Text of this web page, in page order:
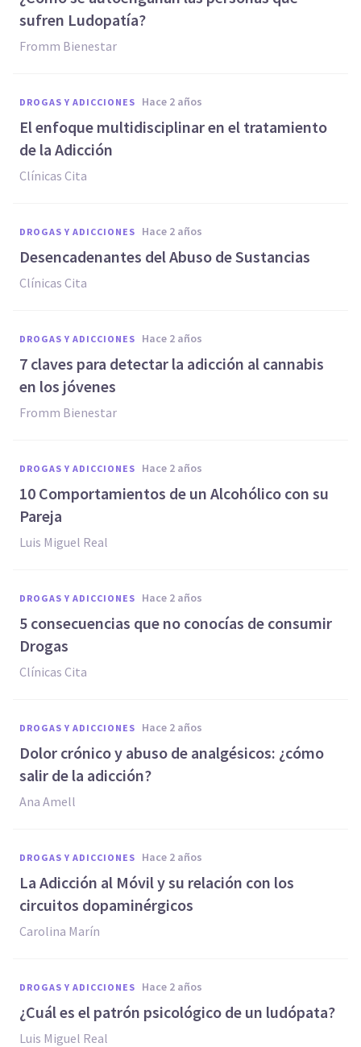
sufren Ludopatía?
Fromm Bienestar
DROGAS Y ADICCIONES hace 2 años
El enfoque multidisciplinar en el tratamiento
de la Adicción
Clínicas Cita
DROGAS Y ADICCIONES hace 2 años
Desencadenantes del Abuso de Sustancias
Clínicas Cita
DROGAS Y ADICCIONES hace 2 años
7 claves para detectar la adicción al cannabis
en los jóvenes
Fromm Bienestar
DROGAS Y ADICCIONES hace 2 años
10 Comportamientos de un Alcohólico con su
Pareja
Luis Miguel Real
DROGAS Y ADICCIONES hace 2 años
5 consecuencias que no conocías de consumir
Drogas
Clínicas Cita
DROGAS Y ADICCIONES hace 2 años
Dolor crónico y abuso de analgésicos: ¿cómo
salir de la adicción?
Ana Amell
DROGAS Y ADICCIONES hace 2 años
La Adicción al Móvil y su relación con los
circuitos dopaminérgicos
Carolina Marín
DROGAS Y ADICCIONES hace 2 años
¿Cuál es el patrón psicológico de un ludópata?
Luis Miguel Real